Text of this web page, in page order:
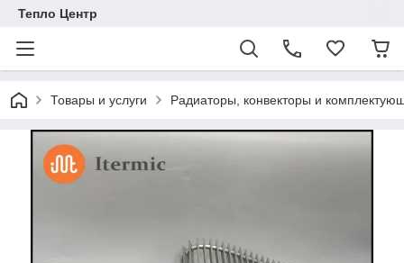
Тепло Центр
Товары и услуги Радиаторы, конвекторы и